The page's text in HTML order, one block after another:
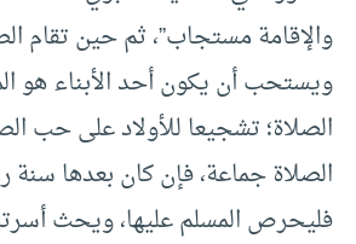
والإقامة مستجاب”، ثم حين تقام
ويستحب أن يكون أحد الأبناء هو
الصلاة؛ تشجيعا للأولاد على حب
الصلاة جماعة، فإن كان بعدها سنة
فليحرص المسلم عليها، ويحث